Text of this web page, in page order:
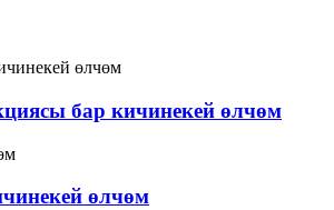
бар кичинекей өлчөм
өлчөм